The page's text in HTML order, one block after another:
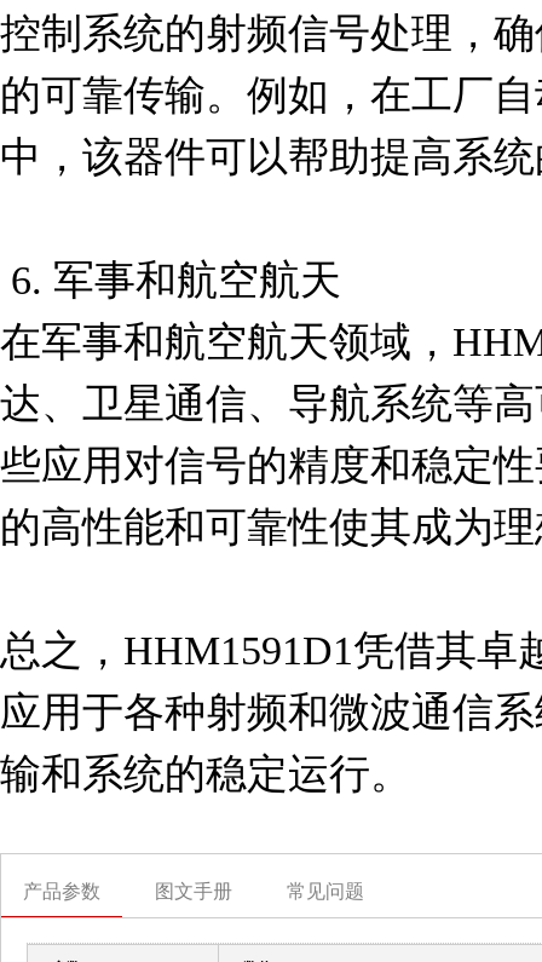
控制系统的射频信号处理，
的可靠传输。例如，在工厂
中，该器件可以帮助提高系
在军事和航空航天领域，
达、卫星通信、导航系统等
些应用对信号的精度和稳定
的高性能和可靠性使其成为
总之，HHM1591D1凭借其卓
应用于各种射频和微波通信
输和系统的稳定运行。
产品参数 图文手册 常见问题